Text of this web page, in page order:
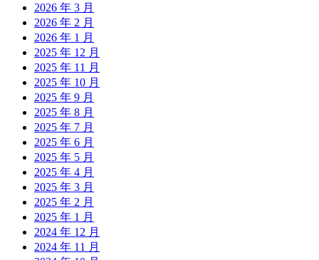
2026 年 3 月
2026 年 2 月
2026 年 1 月
2025 年 12 月
2025 年 11 月
2025 年 10 月
2025 年 9 月
2025 年 8 月
2025 年 7 月
2025 年 6 月
2025 年 5 月
2025 年 4 月
2025 年 3 月
2025 年 2 月
2025 年 1 月
2024 年 12 月
2024 年 11 月